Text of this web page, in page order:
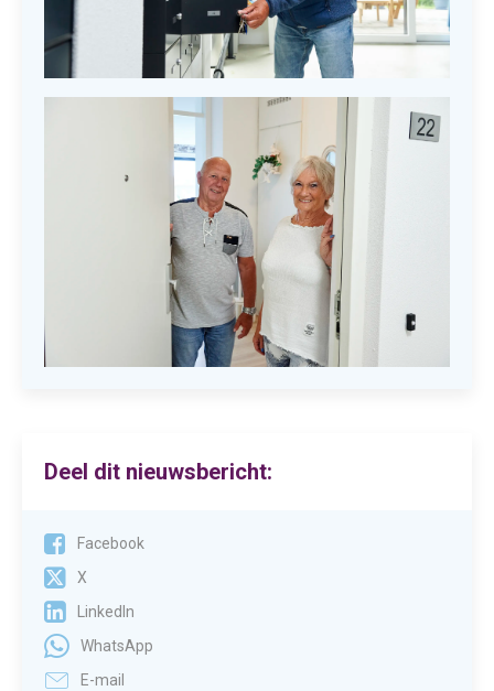
Deel dit nieuwsbericht:
Facebook
X
LinkedIn
WhatsApp
E-mail